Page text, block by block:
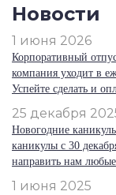
Новости
1 июня 2026
Корпоративный
компания уходит в
Успейте сделать и
25 декабря
Новогодние
каникулы с 30
направить нам любые
1 июня 2025